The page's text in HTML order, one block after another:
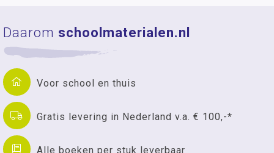
Daarom schoolmaterialen.nl
Voor school en thuis
Gratis levering in Nederland v.a. € 100,-*
Alle boeken per stuk leverbaar